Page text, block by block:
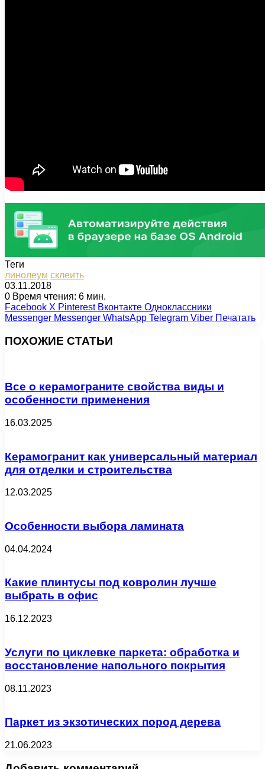
Теги
линолеум склеить
03.11.2018
0 Время чтения: 6 мин.
Facebook X Pinterest Вконтакте Одноклассники
Messenger Messenger WhatsApp Telegram Viber Печатать
ПОХОЖИЕ СТАТЬИ
Все о керамограните свойства виды и
особенности применения
16.03.2025
Керамогранит как универсальный материал
для отделки и строительства
12.03.2025
Особенности выбора ламината
04.04.2024
Какие плинтусы под ковролин лучше
выбрать в офис
16.12.2023
Услуги по циклевке паркета: обработка и
восстановление напольного покрытия
08.11.2023
Паркет из экзотических пород дерева
21.06.2023